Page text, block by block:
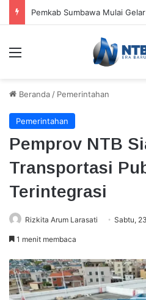
Menu
Beranda / Pemerintahan
Pemerintahan
Pemprov NTB
Transportasi
Terintegrasi
Rizkita Arum Larasati Sabtu,
1 menit membaca